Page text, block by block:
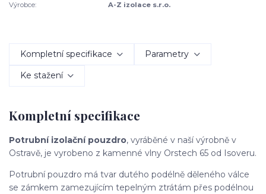
Výrobce:
A-Z izolace s.r.o.
Kompletní specifikace Parametry
Ke stažení
Kompletní specifikace
Potrubní izolační pouzdro, vyráběné v naší výrobně v
Ostravě, je vyrobeno z kamenné vlny Orstech 65 od Isoveru.
Potrubní pouzdro má tvar dutého podélně děleného válce
se zámkem zamezujícím tepelným ztrátám přes podélnou